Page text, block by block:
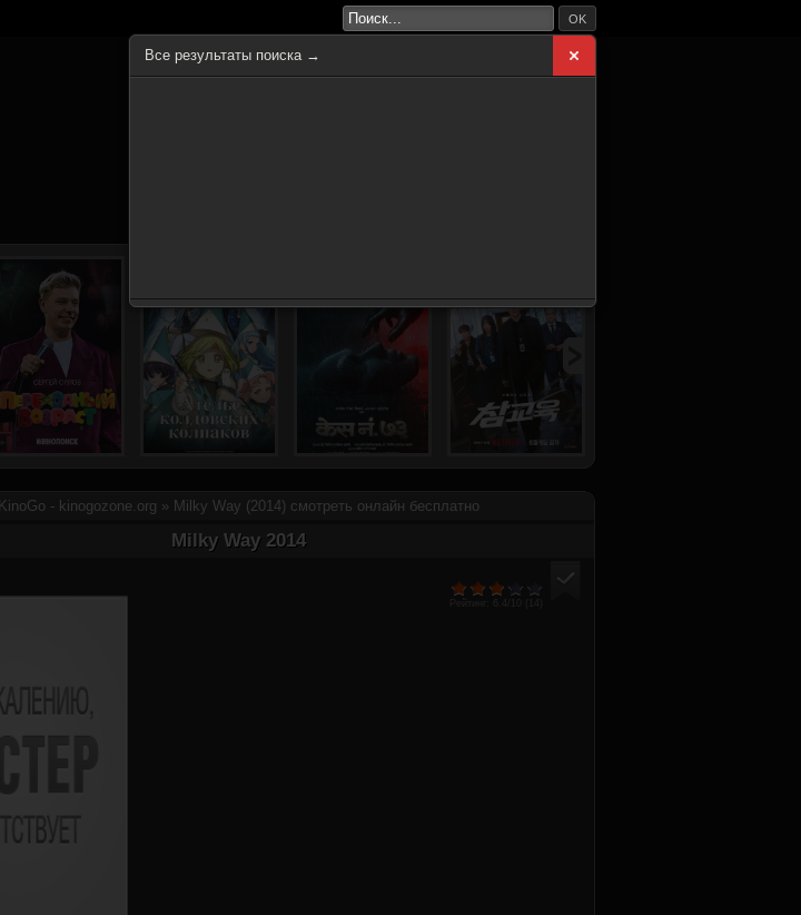
KinoGo - kinogozone.org » Milky Way (2014) смотреть онлайн бесплатно
Milky Way 2014
OK
Все результаты поиска →